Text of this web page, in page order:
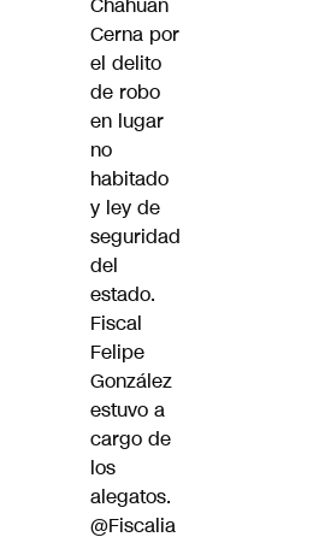
Chahuán
Cerna por
el delito
de robo
en lugar
no
habitado
y ley de
seguridad
del
estado.
Fiscal
Felipe
González
estuvo a
cargo de
los
alegatos.
@Fiscalia